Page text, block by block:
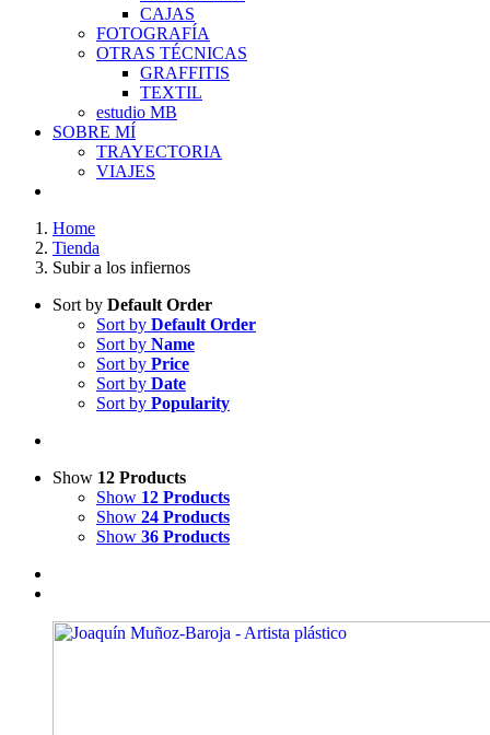
CAJAS
FOTOGRAFÍA
OTRAS TÉCNICAS
GRAFFITIS
TEXTIL
estudio MB
SOBRE MÍ
TRAYECTORIA
VIAJES
Home
Tienda
Subir a los infiernos
Sort by Default Order
Sort by Default Order
Sort by Name
Sort by Price
Sort by Date
Sort by Popularity
Show 12 Products
Show 12 Products
Show 24 Products
Show 36 Products